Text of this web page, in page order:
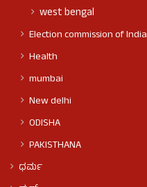
west bengal
Election commission of India
Health
mumbai
New delhi
ODISHA
PAKISTHANA
ಧರ್ಮ